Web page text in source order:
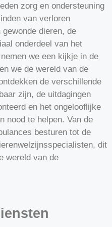
zorg en ondersteuning
van verloren
dieren, de
onderdeel van het
we een kijkje in de
we de wereld van de
de verschillende
zijn, de uitdagingen
en het ongelooflijke
nood te helpen. Van de
besturen tot de
dit
wereld van de